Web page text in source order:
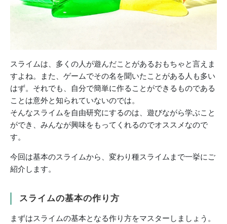
スライムは、多くの人が遊んだことがあるおもちゃと言えま
すよね。また、ゲームでその名を聞いたことがある人も多い
はず。それでも、自分で簡単に作ることができるものである
ことは意外と知られていないのでは。
そんなスライムを自由研究にするのは、遊びながら学ぶこと
ができ、みんなが興味をもってくれるのでオススメなので
す。
今回は基本のスライムから、変わり種スライムまで一挙にご
紹介します。
スライムの基本の作り方
まずはスライムの基本となる作り方をマスターしましょう。